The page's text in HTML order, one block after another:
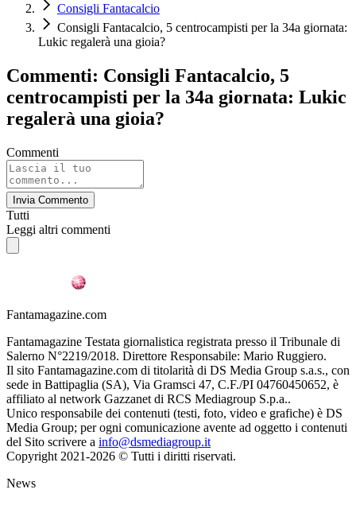
Consigli Fantacalcio
Consigli Fantacalcio, 5 centrocampisti per la 34a giornata:
Lukic regalerà una gioia?
Commenti: Consigli Fantacalcio, 5
centrocampisti per la 34a giornata: Lukic
regalerà una gioia?
Commenti
Invia Commento
Tutti
Leggi altri commenti
Fantamagazine.com
Fantamagazine Testata giornalistica registrata presso il Tribunale di
Salerno N°2219/2018. Direttore Responsabile: Mario Ruggiero.
Il sito Fantamagazine.com di titolarità di DS Media Group s.a.s., con
sede in Battipaglia (SA), Via Gramsci 47, C.F./PI 04760450652, è
affiliato al network Gazzanet di RCS Mediagroup S.p.a..
Unico responsabile dei contenuti (testi, foto, video e grafiche) è DS
Media Group; per ogni comunicazione avente ad oggetto i contenuti
del Sito scrivere a info@dsmediagroup.it
Copyright 2021-2026 © Tutti i diritti riservati.
News